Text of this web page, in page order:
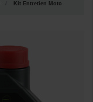
Kit Entretien Moto